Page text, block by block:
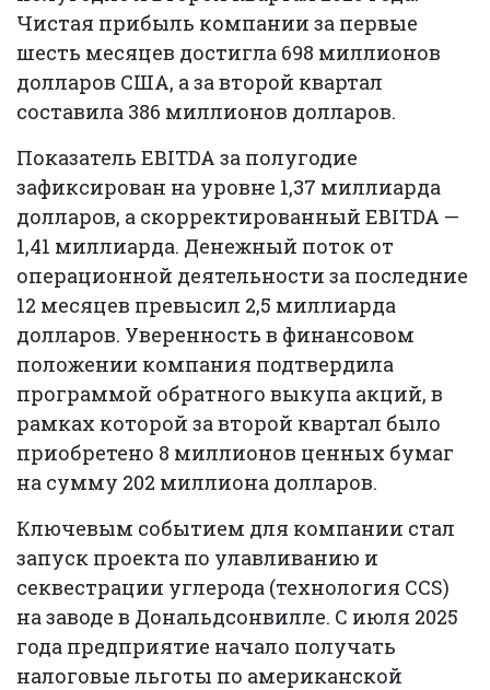
Чистая прибыль компании за первые
шесть месяцев достигла 698 миллионов
долларов США, а за второй квартал
составила 386 миллионов долларов.
Показатель EBITDA за полугодие
зафиксирован на уровне 1,37 миллиарда
долларов, а скорректированный EBITDA —
1,41 миллиарда. Денежный поток от
операционной деятельности за последние
12 месяцев превысил 2,5 миллиарда
долларов. Уверенность в финансовом
положении компания подтвердила
программой обратного выкупа акций, в
рамках которой за второй квартал было
приобретено 8 миллионов ценных бумаг
на сумму 202 миллиона долларов.
Ключевым событием для компании стал
запуск проекта по улавливанию и
секвестрации углерода (технология CCS)
на заводе в Дональдсонвилле. С июля 2025
года предприятие начало получать
налоговые льготы по американской